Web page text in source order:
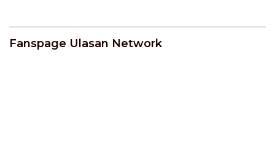
Fanspage Ulasan Network